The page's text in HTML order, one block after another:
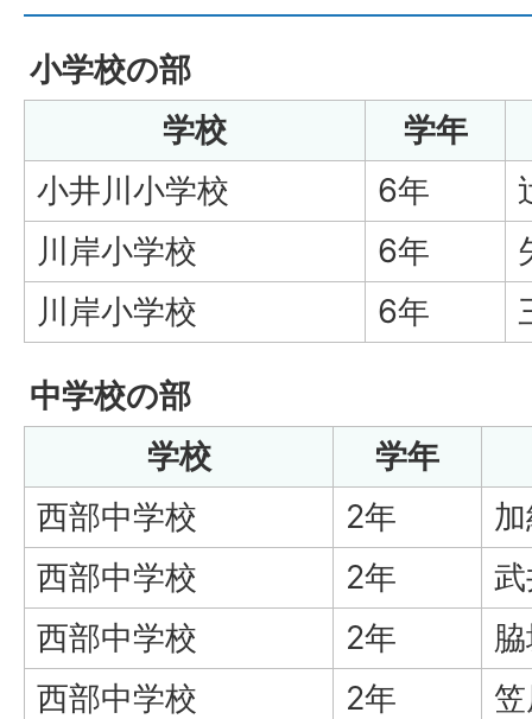
小学校の部
学校
学年
小井川小学校
6年
川岸小学校
6年
川岸小学校
6年
中学校の部
学校
学年
西部中学校
2年
西部中学校
2年
西部中学校
2年
西部中学校
2年